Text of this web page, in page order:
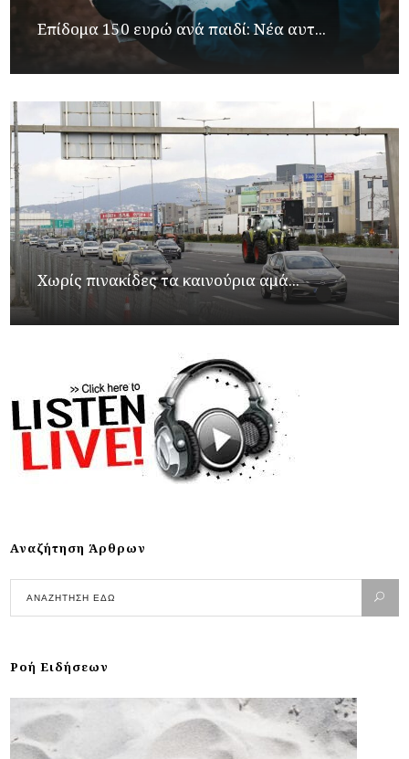
Επίδομα 150 ευρώ ανά παιδί: Νέα αυτ...
Χωρίς πινακίδες τα καινούρια αμά...
Αναζήτηση Άρθρων
Ροή Ειδήσεων